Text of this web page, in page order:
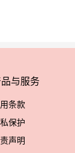
与服务
条款
保护
声明